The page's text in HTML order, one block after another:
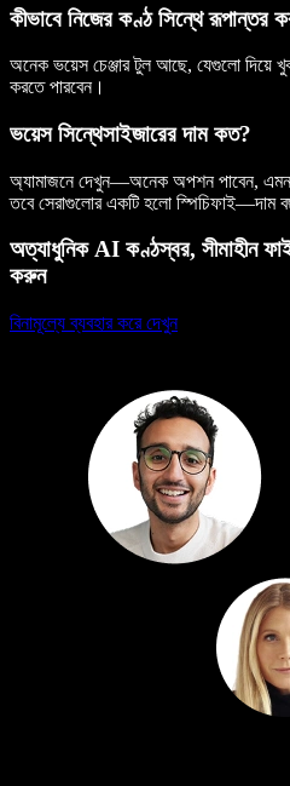
কীভাবে নিজের কণ্ঠ সিন্থে রূপান্তর
অনেক ভয়েস চেঞ্জার টুল আছে, যেগুলো দিয়ে
করতে পারবেন।
ভয়েস সিন্থেসাইজারের দাম কত?
অ্যামাজনে দেখুন—অনেক অপশন পাবেন,
তবে সেরাগুলোর একটি হলো স্পিচিফাই—দাম
অত্যাধুনিক AI কণ্ঠস্বর, সীমাহীন
করুন
বিনামূল্যে ব্যবহার করে দেখুন